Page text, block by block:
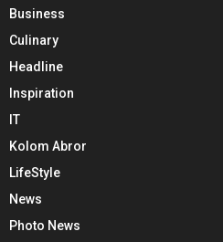
Business
Culinary
Headline
Inspiration
IT
Kolom Abror
LifeStyle
News
Photo News